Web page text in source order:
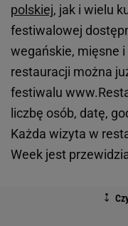
polskiej, jak i wielu
festiwalowej
wegańskie, mięsne
restauracji można
festiwalu
liczbę osób, datę,
Każda wizyta w
Week jest